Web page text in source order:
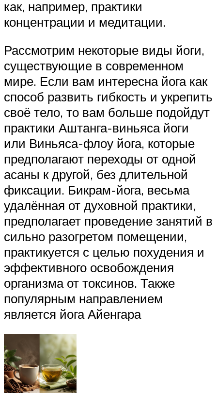
как, например, практики
концентрации и медитации.
Рассмотрим некоторые виды йоги,
существующие в современном
мире. Если вам интересна йога как
способ развить гибкость и укрепить
своё тело, то вам больше подойдут
практики Аштанга-виньяса йоги
или Виньяса-флоу йога, которые
предполагают переходы от одной
асаны к другой, без длительной
фиксации. Бикрам-йога, весьма
удалённая от духовной практики,
предполагает проведение занятий в
сильно разогретом помещении,
практикуется с целью похудения и
эффективного освобождения
организма от токсинов. Также
популярным направлением
является йога Айенгара